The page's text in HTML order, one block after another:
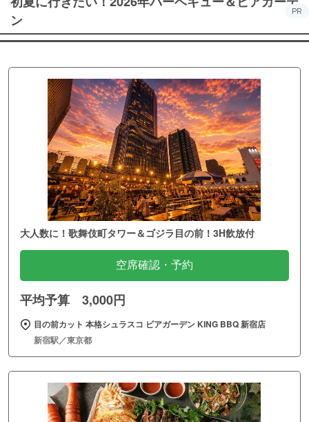
ン
PR
大人数に！歌舞伎町タワー＆ゴジラ目の前！3H飲放付
空席確認・予約
平均予算 3,000円
目の前カット 本格シュラスコ ビアガーデン KING BBQ 新宿店
新宿駅／東京都